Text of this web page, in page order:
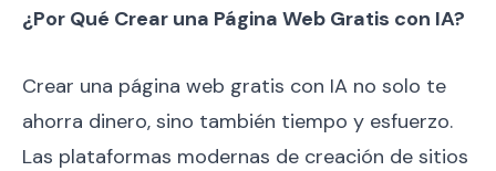
¿Por Qué Crear una Página Web Gratis con IA?
Crear una página web gratis con IA no solo te
ahorra dinero, sino también tiempo y esfuerzo.
Las plataformas modernas de creación de sitios